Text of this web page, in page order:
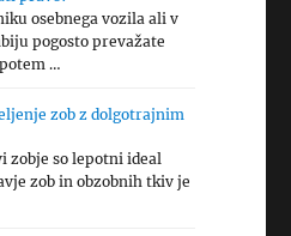
osebnega vozila ali v
pogosto prevažate
…
zob z dolgotrajnim
zobje so lepotni ideal
zob in obzobnih tkiv je